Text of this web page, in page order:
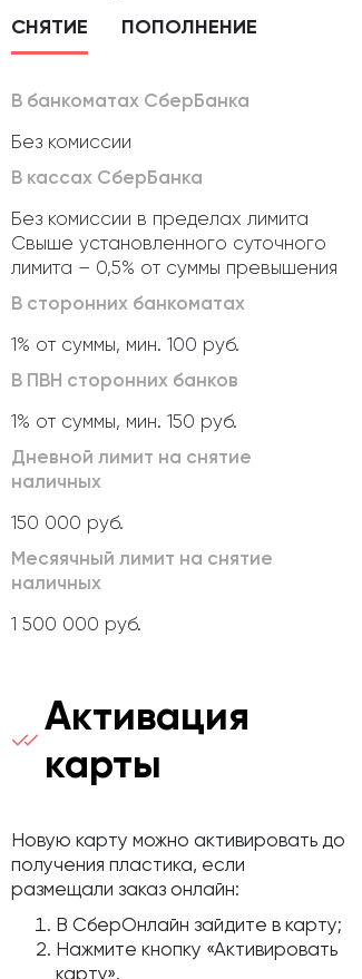
СНЯТИЕ ПОПОЛНЕНИЕ
В банкоматах СберБанка
Без комиссии
В кассах СберБанка
Без комиссии в пределах лимита
Свыше установленного суточного
лимита – 0,5% от суммы превышения
В сторонних банкоматах
1% от суммы, мин. 100 руб.
В ПВН сторонних банков
1% от суммы, мин. 150 руб.
Дневной лимит на снятие
наличных
150 000 руб.
Месяячный лимит на снятие
наличных
1 500 000 руб.
Активация
карты
Новую карту можно активировать до
получения пластика, если
размещали заказ онлайн:
В СберОнлайн зайдите в карту;
Нажмите кнопку «Активировать
карту».